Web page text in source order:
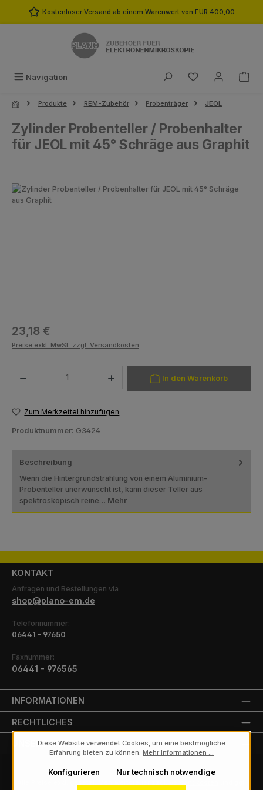
Zum Hauptinhalt springen
Kostenloser Versand ab einem Warenwert von EUR 400,00
Navigation Du hast 0
Produkte REM-Zubehör Probenträger JEOL
Zylinder Probenteller / Probenhalter
für JEOL mit 45° Schräge aus Graphit
Bildergalerie überspringen
Regulärer Preis:
23,18 €
Preise exkl. MwSt. zzgl. Versandkosten
In den Warenkorb
Zum Merkzettel hinzufügen
Produktnummer: G3424
Beschreibung
Wenn die Hintergrundstrahlung von einem Aluminium-
Probenteller unerwünscht ist, kann dieser Teller aus
spektroskopisch reine… Mehr
KONTAKT
Anfragen und Bestellungen via
shop@plano-em.de
Telefonnummer:
06441 - 97650
Faxnummer:
06441 - 976565
INFORMATIONEN
RECHTLICHES
UNSERE PARTNER
Diese Website verwendet Cookies, um eine bestmögliche
Erfahrung bieten zu können. Mehr Informationen ...
Nur technisch notwendige
Konfigurieren